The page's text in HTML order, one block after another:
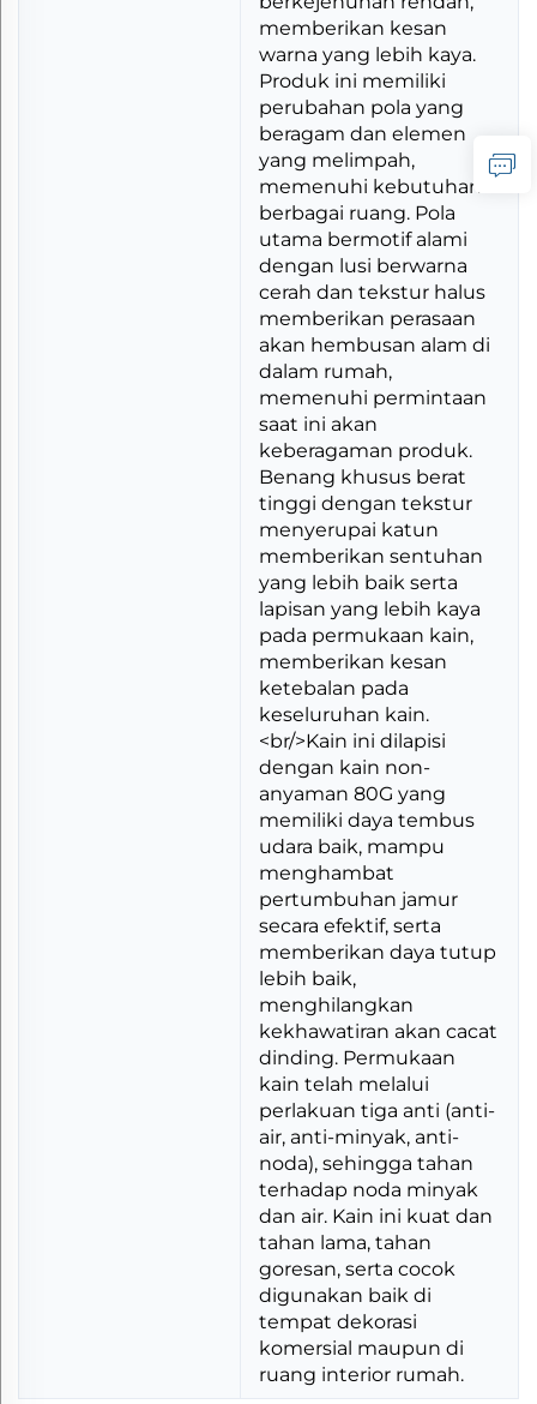
memberikan kesan
warna yang lebih kaya.
Produk ini memiliki
perubahan pola yang
beragam dan elemen
yang melimpah,
memenuhi kebutuhan
berbagai ruang. Pola
utama bermotif alami
dengan lusi berwarna
cerah dan tekstur halus
memberikan perasaan
akan hembusan alam di
dalam rumah,
memenuhi permintaan
saat ini akan
keberagaman produk.
Benang khusus berat
tinggi dengan tekstur
menyerupai katun
memberikan sentuhan
yang lebih baik serta
lapisan yang lebih kaya
pada permukaan kain,
memberikan kesan
ketebalan pada
keseluruhan kain.
<br/>Kain ini dilapisi
dengan kain non-
anyaman 80G yang
memiliki daya tembus
udara baik, mampu
menghambat
pertumbuhan jamur
secara efektif, serta
memberikan daya tutup
lebih baik,
menghilangkan
kekhawatiran akan cacat
dinding. Permukaan
kain telah melalui
perlakuan tiga anti (anti-
air, anti-minyak, anti-
noda), sehingga tahan
terhadap noda minyak
dan air. Kain ini kuat dan
tahan lama, tahan
goresan, serta cocok
digunakan baik di
tempat dekorasi
komersial maupun di
ruang interior rumah.